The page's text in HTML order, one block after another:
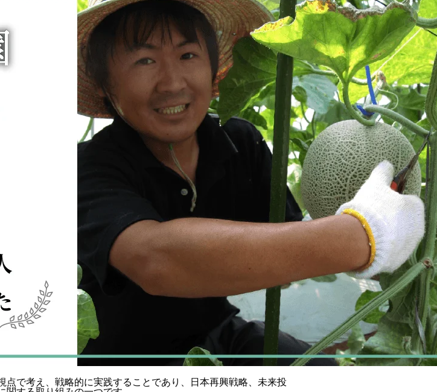
点で考え、戦略的に実践することであり、日本再興戦略、未来投